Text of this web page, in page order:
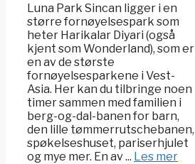
Luna Park Sincan ligger i en
større fornøyelsespark som
heter Harikalar Diyari (også
kjent som Wonderland), som er
en av de største
fornøyelsesparkene i Vest-
Asia. Her kan du tilbringe noen
timer sammen med familien i
berg-og-dal-banen for barn,
den lille tømmerrutschebanen,
spøkelseshuset, pariserhjulet
og mye mer. En av ... Les mer